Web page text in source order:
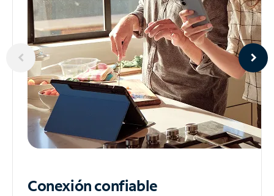
Conexión confiable